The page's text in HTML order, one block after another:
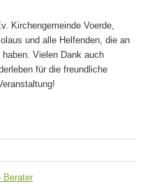
Kirchengemeinde Voerde,
und alle Helfenden, die an
Vielen Dank auch
für die freundliche
Berater